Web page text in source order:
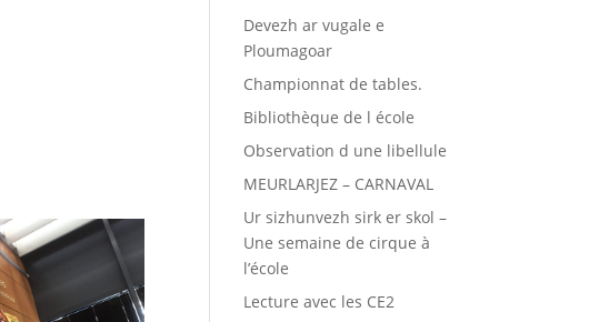
Devezh ar vugale e
Ploumagoar
Championnat de tables.
Bibliothèque de l école
Observation d une libellule
MEURLARJEZ – CARNAVAL
Ur sizhunvezh sirk er skol –
Une semaine de cirque à
l’école
Lecture avec les CE2